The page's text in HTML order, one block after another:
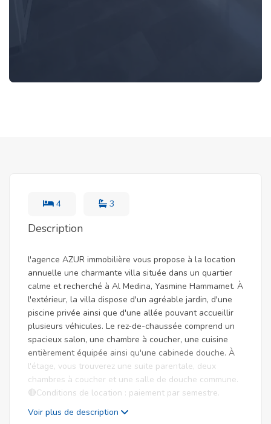
4 3
Description
l'agence AZUR immobilière vous propose à la location
annuelle une charmante villa située dans un quartier
calme et recherché à Al Medina, Yasmine Hammamet. À
l'extérieur, la villa dispose d'un agréable jardin, d'une
piscine privée ainsi que d'une allée pouvant accueillir
plusieurs véhicules. Le rez-de-chaussée comprend un
spacieux salon, une chambre à coucher, une cuisine
entièrement équipée ainsi qu'une cabinede douche. À
l'étage, vous trouverez une suite parentale, deux
chambres à coucher et une salle de douche commune.
🔴Conditions de location : paiement par semestre.
Voir plus de description